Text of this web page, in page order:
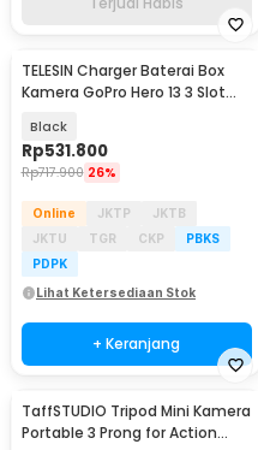
TELESIN Charger Baterai Box
Kamera GoPro Hero 13 3 Slot
Black
Rp531.800
Rp717.900 26%
Online JKTP
JKTB
JKTU
TGR CKP
PBKS
PDPK
Lihat Ketersediaan Stok
+ Keranjang
TaffSTUDIO Tripod Mini Kamera
Portable 3 Prong for Action